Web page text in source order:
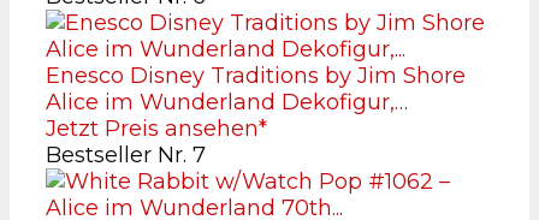
Enesco Disney Traditions by Jim Shore
Alice im Wunderland Dekofigur,…
Jetzt Preis ansehen*
Bestseller Nr. 7